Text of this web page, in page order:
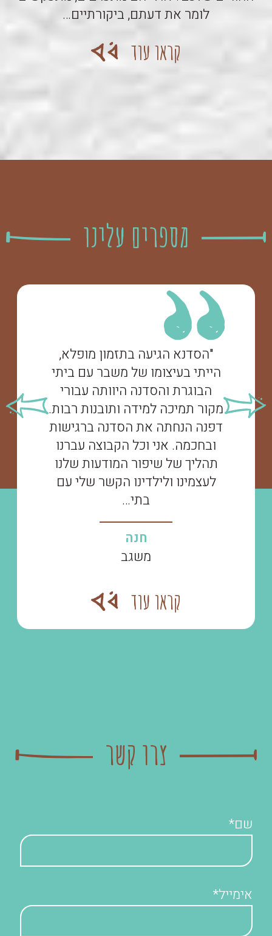
לומר את דעתם, ביקורתיים…
קראו עוד
מספרים עלינו
"הסדנא הגיעה בתזמון מופלא,
הייתי בעיצומו של משבר עם ביתי
הבוגרת והסדנה היוותה עבורי
מקור תמיכה למידה ותובנות רבות.
דפנה הנחתה את הסדנה ברגישות
ובחכמה. אני וכל הקבוצה עברנו
תהליך של שיפור המודעות שלנו
לעצמינו ולילדינו הקשר שלי עם
בתי…
חנה
משגב
קראו עוד
צרו קשר
שם*
אימייל*